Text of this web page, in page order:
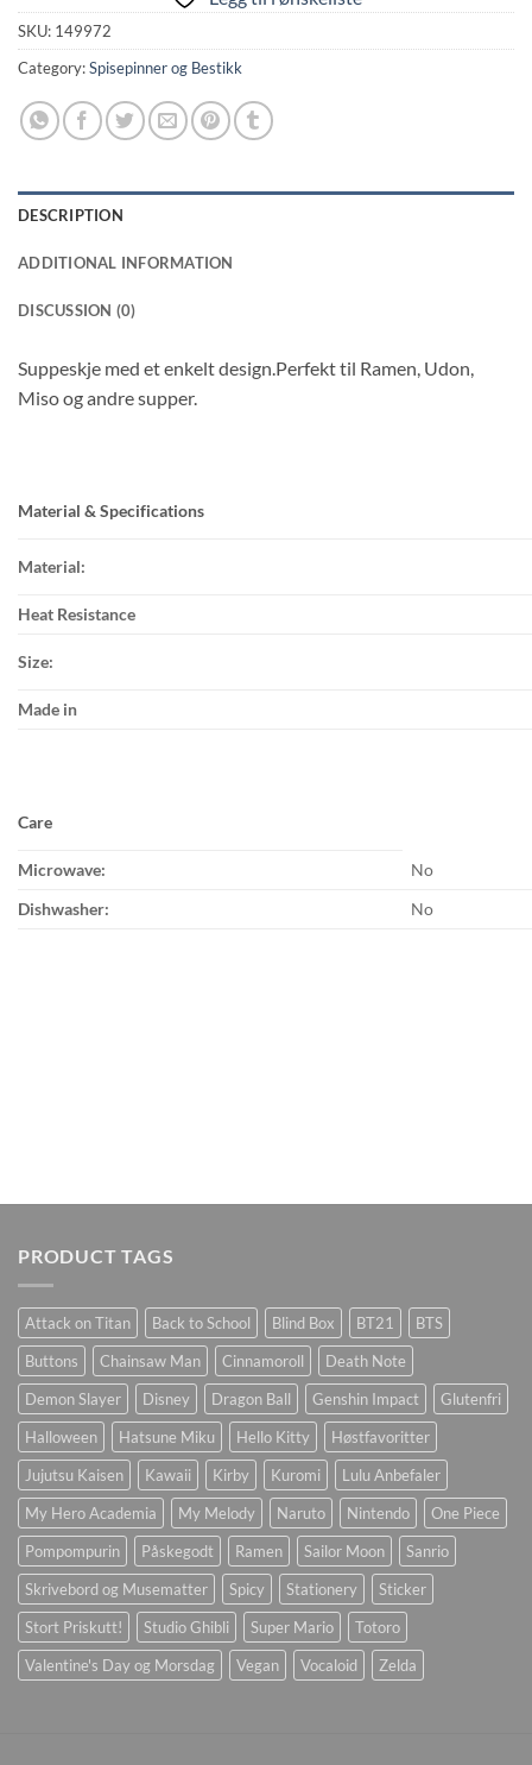
SKU: 149972
Category:Spisepinner og Bestikk
DESCRIPTION
ADDITIONAL INFORMATION
DISCUSSION (0)
Suppeskje med et enkelt design.Perfekt til Ramen, Udon,
Miso og andre supper.
Material & Specifications
Material:
Heat Resistance
Size:
Made in
Care
Microwave:
No
Dishwasher:
No
PRODUCT TAGS
Attack on Titan Back to School Blind Box BT21
BTS
Buttons
Chainsaw Man Cinnamoroll
Death Note
Demon Slayer
Disney Dragon Ball Genshin Impact
Glutenfri
Halloween
Hatsune Miku Hello Kitty
Høstfavoritter
Jujutsu Kaisen
Kawaii Kirby Kuromi
Lulu Anbefaler
My Hero Academia
My Melody Naruto Nintendo
One Piece
Pompompurin
Påskegodt Ramen Sailor Moon
Sanrio
Skrivebord og Musematter
Spicy Stationery
Sticker
Stort Priskutt!
Studio Ghibli Super Mario
Totoro
Valentine's Day og Morsdag
Vegan Vocaloid Zelda